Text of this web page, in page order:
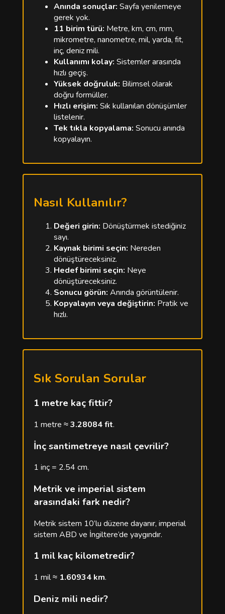
Anında sonuçlar: Sayfa yenilemeye
gerek yok.
11 birim türü: Metre, km, cm, mm,
mikrometre, nanometre, mil, yarda, fit,
inç, deniz mili.
Kullanımı kolay: Sistemler arasında
hızlı geçiş.
Yüksek doğruluk: Bilimsel olarak
doğru formüller.
Hızlı erişim: Sık kullanılan dönüşümler
listelenir.
Tek tıkla kopyalama: Sonucu anında
kopyalayın.
Nasıl Kullanılır?
Değeri girin: Dönüştürmek istediğiniz
sayı.
Kaynak birimi seçin: Nereden
dönüştüreceksiniz.
Hedef birimi seçin: Neye
dönüştüreceksiniz.
Sonucu görün: Anında görüntülenir.
Kopyalayın veya değiştirin: Pratik ve
hızlı.
Sık Sorulan Sorular
1 metre kaç fittir?
1 metre ≈3.28084 fit.
İnç santimetreye nasıl çevrilir?
1 inç = 2.54 cm.
Metrik ve imperial sistem
arasındaki fark nedir?
Metrik sistem 10’lu düzene dayanır, imperial
sistem ABD ve İngiltere’de yaygındır.
1 mil kaç kilometredir?
1 mil ≈ 1.60934 km.
Deniz mili nedir?